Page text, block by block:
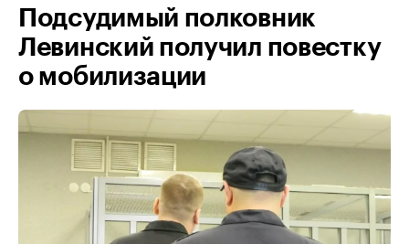
Подсудимый полковник
Левинский получил повестку
о мобилизации